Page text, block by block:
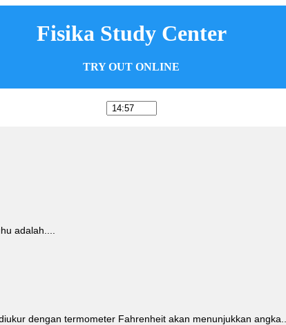
Fisika Study Center
TRY OUT ONLINE
adalah....
dengan termometer Fahrenheit akan menunjukkan